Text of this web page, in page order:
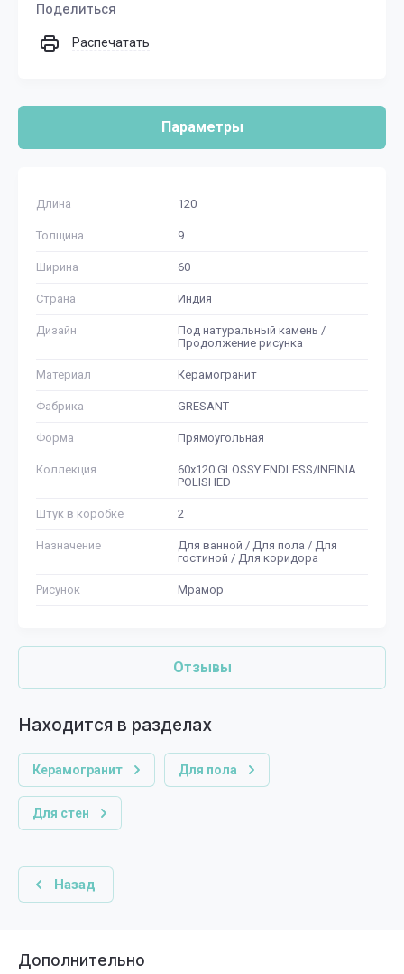
Поделиться
Распечатать
Параметры
Длина 120
Толщина 9
Ширина 60
Страна Индия
Дизайн
Под натуральный камень /
Продолжение рисунка
Материал Керамогранит
Фабрика GRESANT
Форма Прямоугольная
Коллекция
60x120 GLOSSY ENDLESS/INFINIA
POLISHED
Штук в коробке 2
Назначение
Для ванной / Для пола / Для
гостиной / Для коридора
Рисунок Мрамор
Отзывы
Находится в разделах
Керамогранит Для пола
Для стен
Назад
Дополнительно